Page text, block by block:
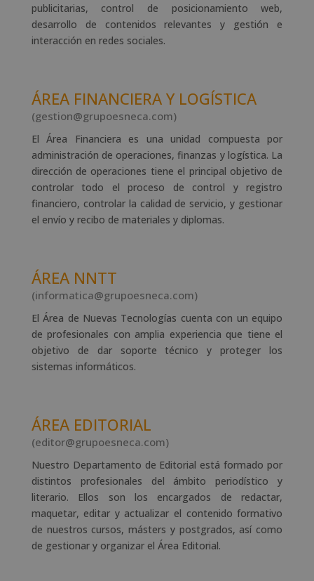
publicitarias, control de posicionamiento web,
desarrollo de contenidos relevantes y gestión e
interacción en redes sociales.
ÁREA FINANCIERA Y LOGÍSTICA
(gestion@grupoesneca.com)
El Área Financiera es una unidad compuesta por
administración de operaciones, finanzas y logística. La
dirección de operaciones tiene el principal objetivo de
controlar todo el proceso de control y registro
financiero, controlar la calidad de servicio, y gestionar
el envío y recibo de materiales y diplomas.
ÁREA NNTT
(informatica@grupoesneca.com)
El Área de Nuevas Tecnologías cuenta con un equipo
de profesionales con amplia experiencia que tiene el
objetivo de dar soporte técnico y proteger los
sistemas informáticos.
ÁREA EDITORIAL
(editor@grupoesneca.com)
Nuestro Departamento de Editorial está formado por
distintos profesionales del ámbito periodístico y
literario. Ellos son los encargados de redactar,
maquetar, editar y actualizar el contenido formativo
de nuestros cursos, másters y postgrados, así como
de gestionar y organizar el Área Editorial.